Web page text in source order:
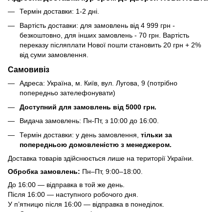
Термін доставки: 1-2 дні.
Вартість доставки: для замовлень від 4 999 грн -
безкоштовно, для інших замовлень - 70 грн. Вартість
переказу післяплати Нової пошти становить 20 грн + 2%
від суми замовлення.
Самовивіз
Адреса: Україна, м. Київ, вул. Лугова, 9 (потрібно
попередньо зателефонувати)
Доступний для замовлень від 5000 грн.
Видача замовлень: Пн-Пт, з 10:00 до 16:00.
Термін доставки: у день замовлення, тільки за
попередньою домовленістю з менеджером.
Доставка товарів здійснюється лише на території України.
Обробка замовлень: Пн–Пт, 9:00–18:00.
До 16:00 — відправка в той же день.
Після 16:00 — наступного робочого дня.
У п’ятницю після 16:00 — відправка в понеділок.